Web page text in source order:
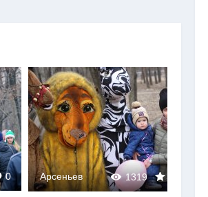
0 1278
Арсеньев